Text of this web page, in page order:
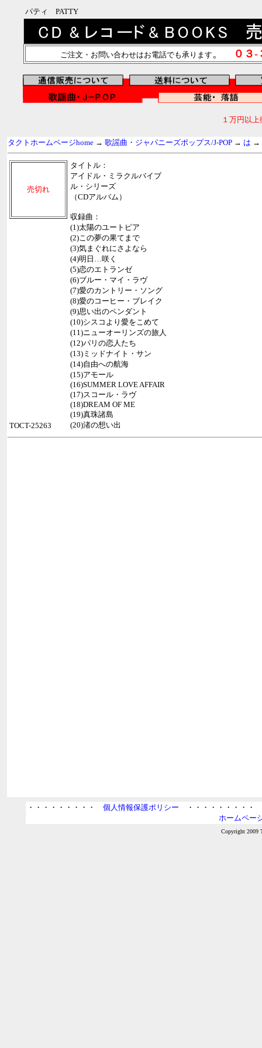
パティ PATTY
ご注文・お問い合わせはお電話でも承ります。 ０３
１万円以
タクトホームページhome → 歌謡曲・ジャパニーズポップス/J-POP → は →
売切れ
タイトル：
アイドル・ミラクルバイブ
ル・シリーズ
（CDアルバム）
収録曲：
(1)太陽のユートピア
(2)この夢の果てまで
(3)気まぐれにさよなら
(4)明日…咲く
(5)恋のエトランゼ
(6)ブルー・マイ・ラヴ
(7)愛のカントリー・ソング
(8)愛のコーヒー・ブレイク
(9)思い出のペンダント
(10)シスコより愛をこめて
(11)ニューオーリンズの旅人
(12)パリの恋人たち
(13)ミッドナイト・サン
(14)自由への航海
(15)アモール
(16)SUMMER LOVE AFFAIR
(17)スコール・ラヴ
(18)DREAM OF ME
(19)真珠諸島
(20)渚の想い出
TOCT-25263
・・・・・・・・・個人情報保護ポリシー ・・・・・・・・
ホームペー
Copyright 2009